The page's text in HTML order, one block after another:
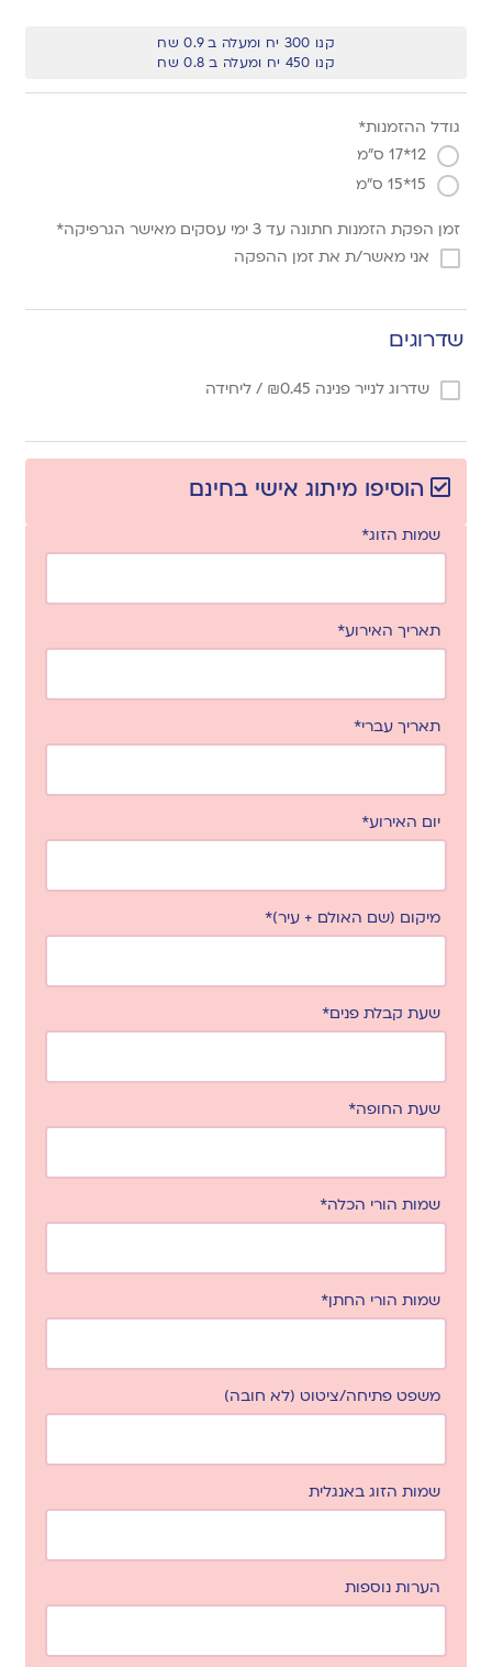
קנו 300 יח ומעלה ב 0.9 שח
קנו 450 יח ומעלה ב 0.8 שח
גודל ההזמנות*
12*17 ס"מ
15*15 ס"מ
זמן הפקת הזמנות חתונה עד 3 ימי עסקים מאישר הגרפיקה*
אני מאשר/ת את זמן ההפקה
שדרוגים
שדרוג לנייר פנינה ₪0.45 / ליחידה
הוסיפו מיתוג אישי בחינם
שמות הזוג*
תאריך האירוע*
תאריך עברי*
יום האירוע*
מיקום (שם האולם + עיר)*
שעת קבלת פנים*
שעת החופה*
שמות הורי הכלה*
שמות הורי החתן*
משפט פתיחה/ציטוט (לא חובה)
שמות הזוג באנגלית
הערות נוספות